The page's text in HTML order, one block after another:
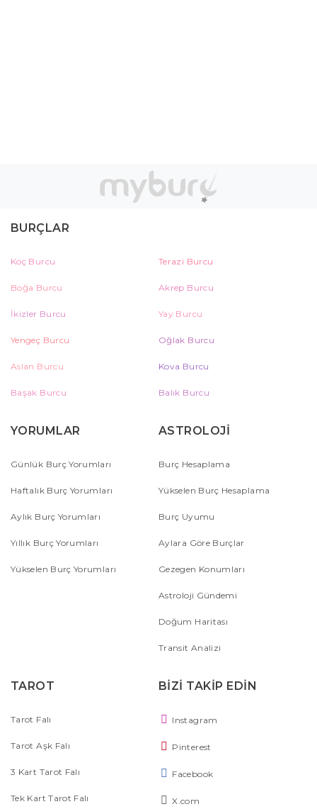
BURÇLAR
Koç Burcu Terazi Burcu
Boğa Burcu Akrep Burcu
İkizler Burcu Yay Burcu
Yengeç Burcu Oğlak Burcu
Aslan Burcu Kova Burcu
Başak Burcu Balık Burcu
YORUMLAR
Günlük Burç Yorumları
Haftalık Burç Yorumları
Aylık Burç Yorumları
Yıllık Burç Yorumları
Yükselen Burç Yorumları
ASTROLOJİ
Burç Hesaplama
Yükselen Burç Hesaplama
Burç Uyumu
Aylara Göre Burçlar
Gezegen Konumları
Astroloji Gündemi
Doğum Haritası
Transit Analizi
TAROT
Tarot Falı
Tarot Aşk Falı
3 Kart Tarot Falı
Tek Kart Tarot Falı
BİZİ TAKİP EDİN
Instagram
Pinterest
Facebook
X.com